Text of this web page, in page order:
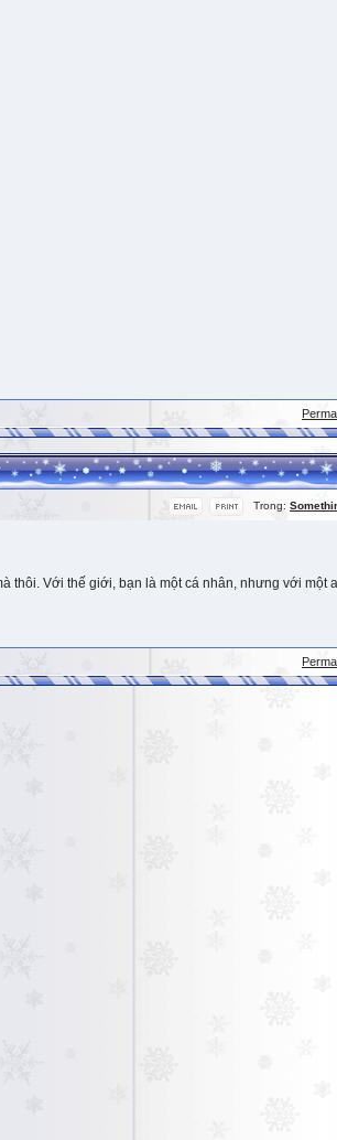
Trong:
thôi. Với thế giới, bạn là một cá nhân, nhưng với một